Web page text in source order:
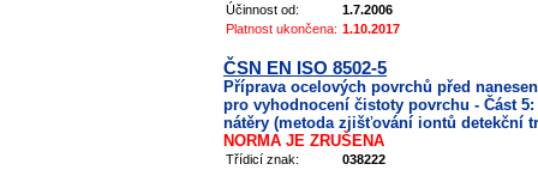
Účinnost od:
1.7.2006
Platnost ukončena: 1.10.2017
ČSN EN ISO 8502-5
Příprava ocelových povrchů před
pro vyhodnocení čistoty povrchu - Část
nátěry (metoda zjišťování iontů detekční
NORMA JE ZRUŠENA
Třídicí znak:
038222